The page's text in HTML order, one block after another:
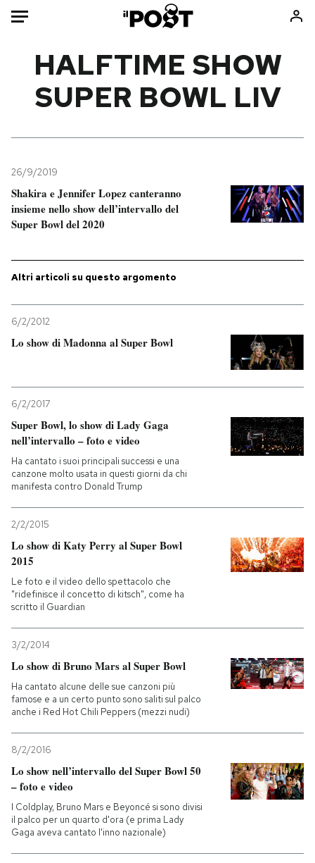
HOME
Mondo
Tecnologia
Internet
Scienza
Economia
Sport
Libri
Ok Boomer!
Altrecose
PODCAST
NEWSLETTER
I MIEI PREFERITI
SHOP
CALENDARIO
AREA PERSONALE
Entra
HALFTIME SHOW
SUPER BOWL LIV
26/9/2019
Shakira e Jennifer Lopez canteranno
insieme nello show dell’intervallo del
Super Bowl del 2020
Altri articoli su questo argomento
6/2/2012
Lo show di Madonna al Super Bowl
6/2/2017
Super Bowl, lo show di Lady Gaga
nell’intervallo – foto e video
Ha cantato i suoi principali successi e una
canzone molto usata in questi giorni da chi
manifesta contro Donald Trump
2/2/2015
Lo show di Katy Perry al Super Bowl
2015
Le foto e il video dello spettacolo che
"ridefinisce il concetto di kitsch", come ha
scritto il Guardian
3/2/2014
Lo show di Bruno Mars al Super Bowl
Ha cantato alcune delle sue canzoni più
famose e a un certo punto sono saliti sul palco
anche i Red Hot Chili Peppers (mezzi nudi)
8/2/2016
Lo show nell’intervallo del Super Bowl 50
– foto e video
I Coldplay, Bruno Mars e Beyoncé si sono divisi
il palco per un quarto d'ora (e prima Lady
Gaga aveva cantato l'inno nazionale)